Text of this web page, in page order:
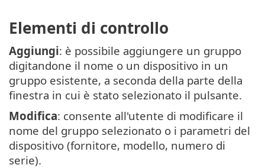
Elementi di controllo
Aggiungi: è possibile aggiungere un gruppo
digitandone il nome o un dispositivo in un
gruppo esistente, a seconda della parte della
finestra in cui è stato selezionato il pulsante.
Modifica: consente all'utente di modificare il
nome del gruppo selezionato o i parametri del
dispositivo (fornitore, modello, numero di
serie).